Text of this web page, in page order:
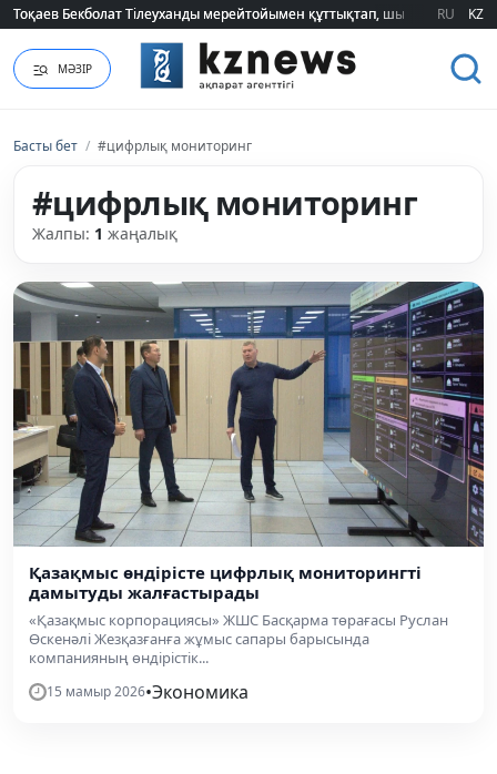
Тоқаев Бекболат Тілеуханды мерейтойымен құттықтап, шығармашылық
Тоқаев Бекболат Тілеуханды мерейтойымен құттықтап, шығармашылық
RU KZ
МӘЗІР
Басты бет / #цифрлық мониторинг
#цифрлық мониторинг
Жалпы: 1 жаңалық
Қазақмыс өндірісте цифрлық мониторингті
дамытуды жалғастырады
«Қазақмыс корпорациясы» ЖШС Басқарма төрағасы Руслан
Өскенәлі Жезқазғанға жұмыс сапары барысында
компанияның өндірістік...
15 мамыр 2026•Экономика